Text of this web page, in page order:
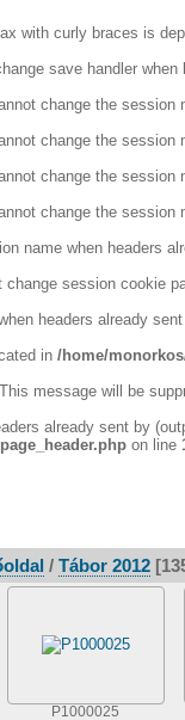
with curly braces is
save handler
change the
change the
change the
change the
name when headers
session cookie
headers already
in /home/
message will be
already sent by
on line
/ Tábor 2012
P1000025